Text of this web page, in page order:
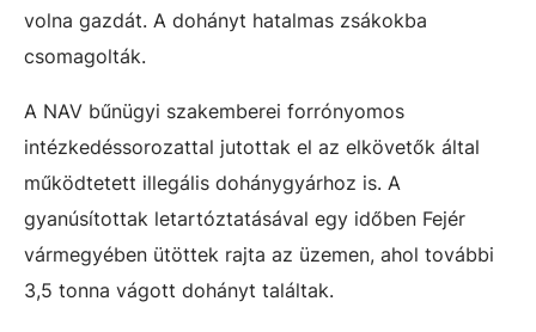
volna gazdát. A dohányt hatalmas zsákokba
csomagolták.
A NAV bűnügyi szakemberei forrónyomos
intézkedéssorozattal jutottak el az elkövetők által
működtetett illegális dohánygyárhoz is. A
gyanúsítottak letartóztatásával egy időben Fejér
vármegyében ütöttek rajta az üzemen, ahol további
3,5 tonna vágott dohányt találtak.